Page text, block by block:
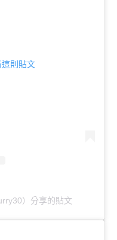
則貼文
）分享的貼文